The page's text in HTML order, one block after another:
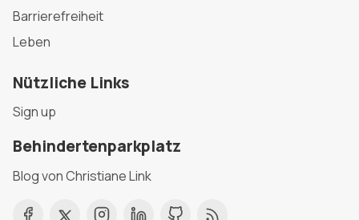
Barrierefreiheit
Leben
Nützliche Links
Sign up
Behindertenparkplatz
Blog von Christiane Link